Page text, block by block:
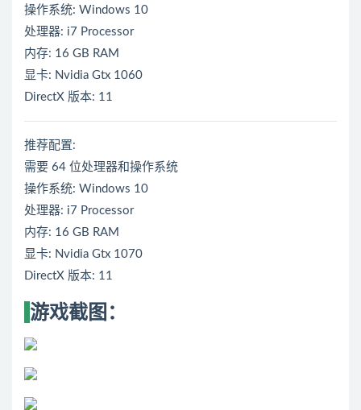
操作系统: Windows 10
处理器: i7 Processor
内存: 16 GB RAM
显卡: Nvidia Gtx 1060
DirectX 版本: 11
推荐配置:
需要 64 位处理器和操作系统
操作系统: Windows 10
处理器: i7 Processor
内存: 16 GB RAM
显卡: Nvidia Gtx 1070
DirectX 版本: 11
游戏截图：